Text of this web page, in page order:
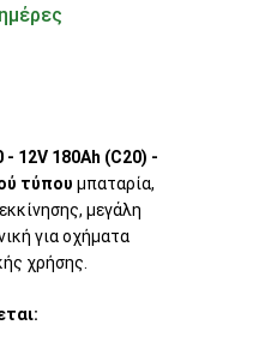
12V 180Ah (C20) -
τύπου μπαταρία,
μεγάλη
για οχήματα
χρήσης.